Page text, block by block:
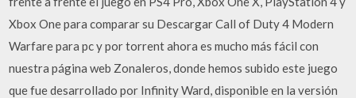
Xbox One para comparar su Descargar Call of Duty 4 Modern
Warfare para pc y por torrent ahora es mucho más fácil con
nuestra página web Zonaleros, donde hemos subido este juego
que fue desarrollado por Infinity Ward, disponible en la versión